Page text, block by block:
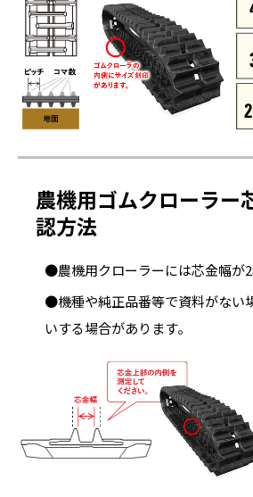
農機用ゴムクローラー
認方法
●農機用クローラーには芯金幅が2
●機種や純正品番等で資料がない
いする場合があります。